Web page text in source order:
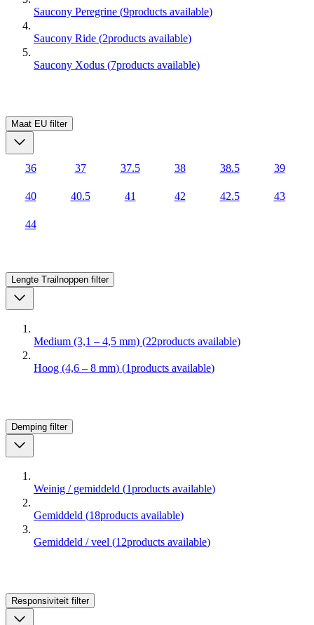
Saucony Peregrine (9products available)
Saucony Ride (2products available)
Saucony Xodus (7products available)
Maat EU filter
36 37 37.5 38 38.5 39
40 40.5 41 42 42.5 43
44
Lengte Trailnoppen filter
Medium (3,1 – 4,5 mm) (22products available)
Hoog (4,6 – 8 mm) (1products available)
Demping filter
Weinig / gemiddeld (1products available)
Gemiddeld (18products available)
Gemiddeld / veel (12products available)
Responsiviteit filter